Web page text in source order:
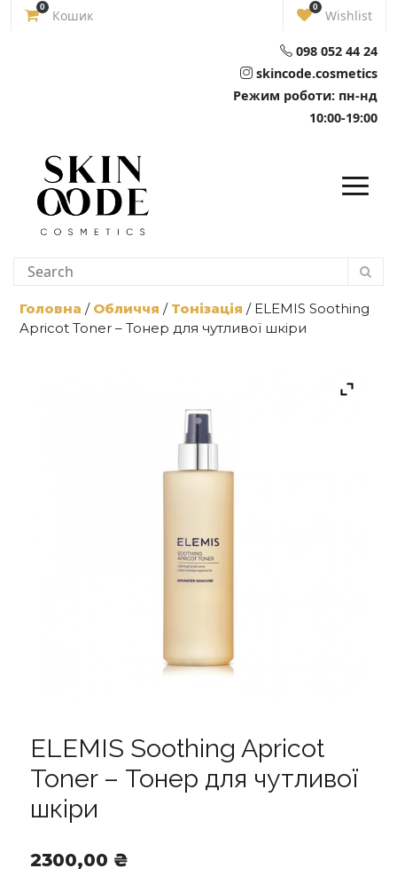
Skip
0
Кошик
0
Wishlist
098 052 44 24
skincode.cosmetics
Режим роботи: пн-нд
10:00-19:00
Головна / Обличчя / Тонізація / ELEMIS Soothing
Apricot Toner – Тонер для чутливої шкіри
ELEMIS Soothing Apricot
Toner – Тонер для чутливої
шкіри
2300,00 ₴